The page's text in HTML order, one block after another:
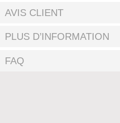
AVIS CLIENT
PLUS D’INFORMATION
FAQ